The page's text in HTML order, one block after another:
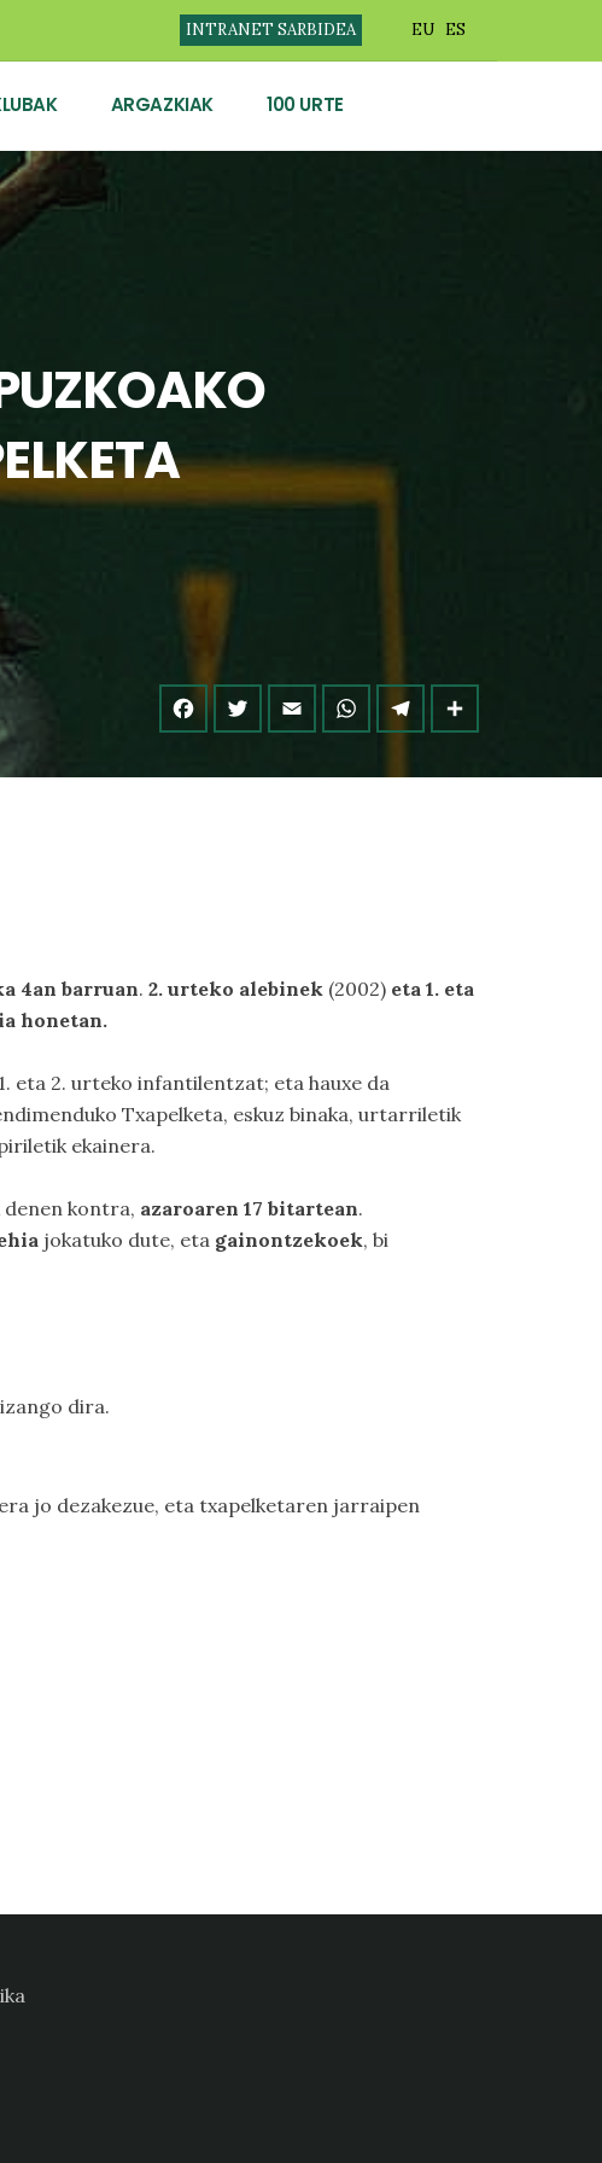
INTRANET SARBIDEA EU ES
ARGAZKIAK 100 URTE
4an barruan. 2. urteko alebinek (2002) eta 1. eta
honetan.
eta 2. urteko infantilentzat; eta hauxe da
Txapelketa, eskuz binaka, urtarriletik
ekainera.
kontra, azaroaren 17 bitartean.
jokatuko dute, eta gainontzekoek, bi
dira.
jo dezakezue, eta txapelketaren jarraipen